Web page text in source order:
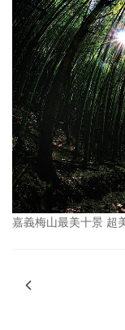
嘉義梅山最美十景 超